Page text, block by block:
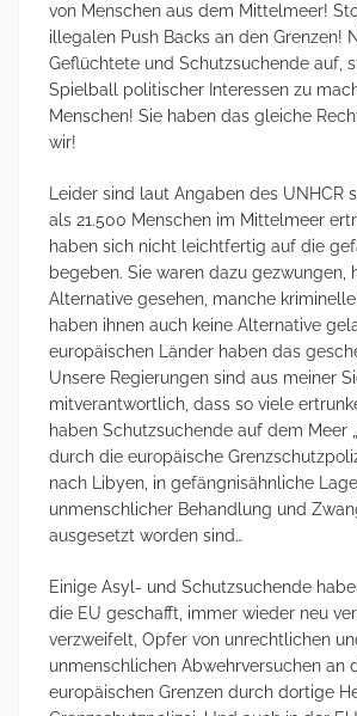
von Menschen aus dem Mittelmeer!
illegalen Push Backs an den Grenzen!
Geflüchtete und Schutzsuchende auf,
Spielball politischer Interessen zu
Menschen! Sie haben das gleiche
wir!
Leider sind laut Angaben des UNHCR
als 21.500 Menschen im Mittelmeer
haben sich nicht leichtfertig auf die
begeben. Sie waren dazu gezwungen,
Alternative gesehen, manche
haben ihnen auch keine Alternative
europäischen Länder haben das
Unsere Regierungen sind aus meiner
mitverantwortlich, dass so viele
haben Schutzsuchende auf dem Meer
durch die europäische
nach Libyen, in gefängnisähnliche
unmenschlicher Behandlung und
ausgesetzt worden sind…
Einige Asyl- und Schutzsuchende
die EU geschafft, immer wieder neu
verzweifelt, Opfer von unrechtlichen
unmenschlichen Abwehrversuchen an
europäischen Grenzen durch dortige